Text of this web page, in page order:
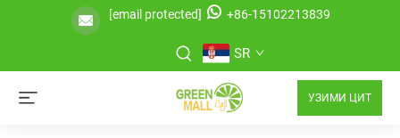
[email protected] +86-15102213839
SR
УЗИМИ ЦИТ